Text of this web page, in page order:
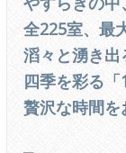
全225室、最
滔々と湧き出
四季を彩る
贅沢な時間を